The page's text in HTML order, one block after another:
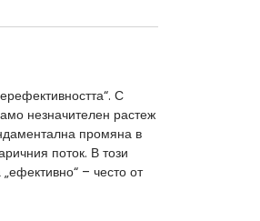
С
незначителен растеж
промяна в
поток. В този
– често от